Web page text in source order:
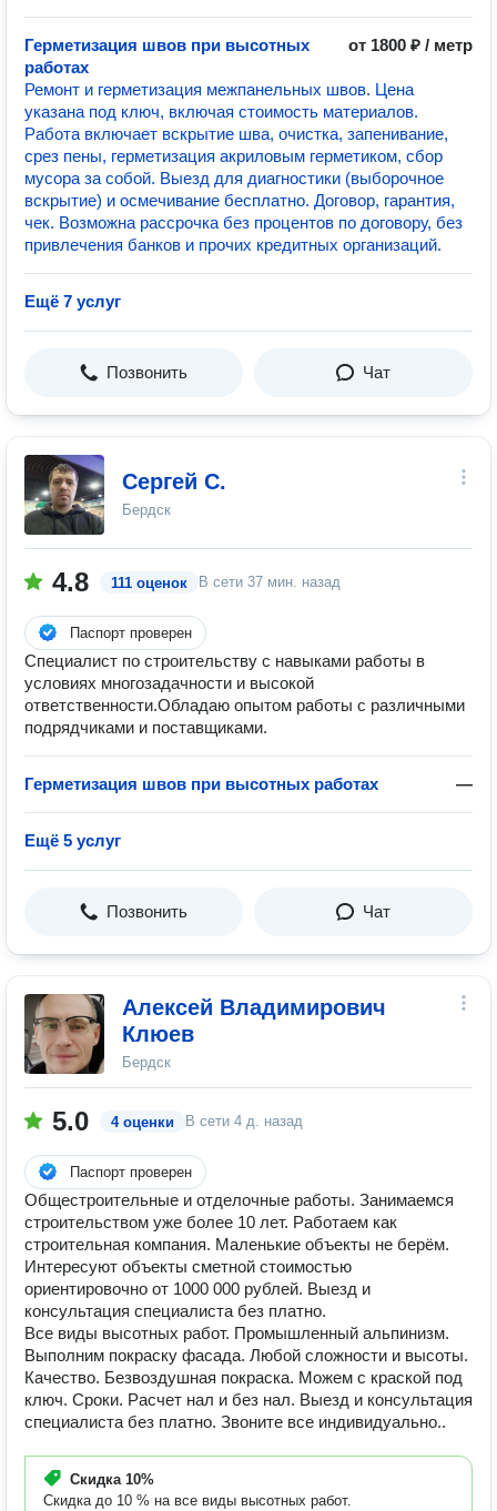
Герметизация швов при высотных
работах
от 1800 ₽ / метр
Ремонт и герметизация межпанельных швов. Цена
указана под ключ, включая стоимость материалов.
Работа включает вскрытие шва, очистка, запенивание,
срез пены, герметизация акриловым герметиком, сбор
мусора за собой. Выезд для диагностики (выборочное
вскрытие) и осмечивание бесплатно. Договор, гарантия,
чек. Возможна рассрочка без процентов по договору, без
привлечения банков и прочих кредитных организаций.
Ещё 7 услуг
Позвонить Чат
Сергей С.
Бердск
4.8 111 оценок В сети 37 мин. назад
Паспорт проверен
Специалист по строительству с навыками работы в
условиях многозадачности и высокой
ответственности.Обладаю опытом работы с различными
подрядчиками и поставщиками.
Герметизация швов при высотных работах —
Ещё 5 услуг
Позвонить Чат
Алексей Владимирович
Клюев
Бердск
5.0 4 оценки В сети 4 д. назад
Паспорт проверен
Общестроительные и отделочные работы. Занимаемся
строительством уже более 10 лет. Работаем как
строительная компания. Маленькие объекты не берём.
Интересуют объекты сметной стоимостью
ориентировочно от 1000 000 рублей. Выезд и
консультация специалиста без платно.
Все виды высотных работ. Промышленный альпинизм.
Выполним покраску фасада. Любой сложности и высоты.
Качество. Безвоздушная покраска. Можем с краской под
ключ. Сроки. Расчет нал и без нал. Выезд и консультация
специалиста без платно. Звоните все индивидуально..
Скидка 10%
Скидка до 10 % на все виды высотных работ.